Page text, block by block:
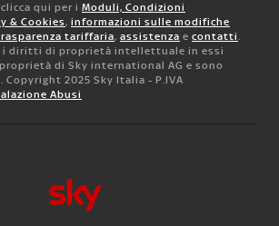
qui per i Moduli, Condizioni
& Cookies, informazioni sulle modifiche
tariffaria, assistenza e contatti.
i diritti di proprietà intellettuale in essi
di Sky international AG e sono
2025 Sky Italia - P.IVA
Abusi